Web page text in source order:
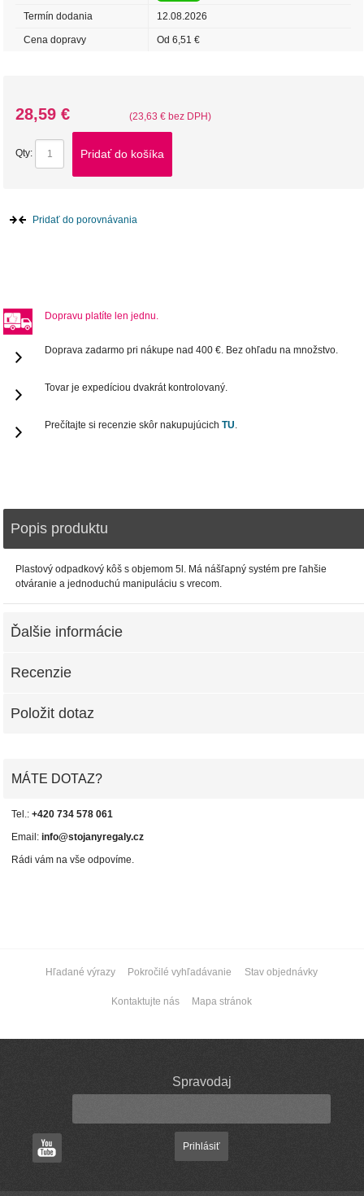
Termín dodania 12.08.2026
Cena dopravy Od 6,51 €
28,59 € (23,63 € bez DPH)
Qty: Pridať do košíka
Pridať do porovnávania
Dopravu platíte len jednu.
Doprava zadarmo pri nákupe nad 400 €. Bez ohľadu na množstvo.
Tovar je expedíciou dvakrát kontrolovaný.
Prečítajte si recenzie skôr nakupujúcichTU.
Popis produktu
Plastový odpadkový kôš s objemom 5l. Má nášľapný systém pre ľahšie
otváranie a jednoduchú manipuláciu s vrecom.
Ďalšie informácie
Recenzie
Položit dotaz
MÁTE DOTAZ?
Tel.:+420 734 578 061
Email:info@stojanyregaly.cz
Rádi vám na vše odpovíme.
Hľadané výrazy Pokročilé vyhľadávanie Stav objednávky
Kontaktujte nás Mapa stránok
Spravodaj
Prihlásiť